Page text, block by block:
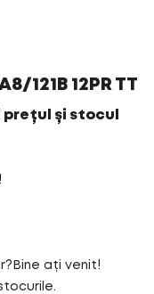
121B 12PR TT
și stocul
ați venit!